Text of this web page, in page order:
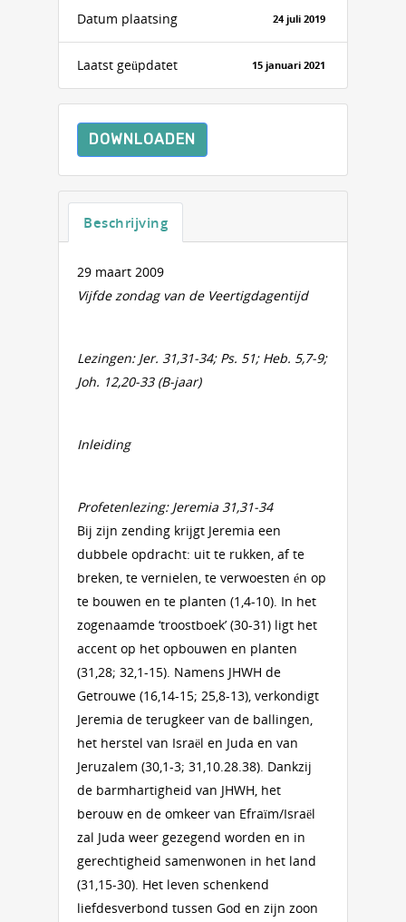
Datum plaatsing 24 juli 2019
Laatst geüpdatet 15 januari 2021
DOWNLOADEN
Beschrijving
29 maart 2009
Vijfde zondag van de Veertigdagentijd
Lezingen: Jer. 31,31-34; Ps. 51; Heb. 5,7-9;
Joh. 12,20-33 (B-jaar)
Inleiding
Profetenlezing: Jeremia 31,31-34
Bij zijn zending krijgt Jeremia een
dubbele opdracht: uit te rukken, af te
breken, te vernielen, te verwoesten én op
te bouwen en te planten (1,4-10). In het
zogenaamde ‘troostboek’ (30-31) ligt het
accent op het opbouwen en planten
(31,28; 32,1-15). Namens JHWH de
Getrouwe (16,14-15; 25,8-13), verkondigt
Jeremia de terugkeer van de ballingen,
het herstel van Israël en Juda en van
Jeruzalem (30,1-3; 31,10.28.38). Dankzij
de barmhartigheid van JHWH, het
berouw en de omkeer van Efraïm/Israël
zal Juda weer gezegend worden en in
gerechtigheid samenwonen in het land
(31,15-30). Het leven schenkend
liefdesverbond tussen God en zijn zoon